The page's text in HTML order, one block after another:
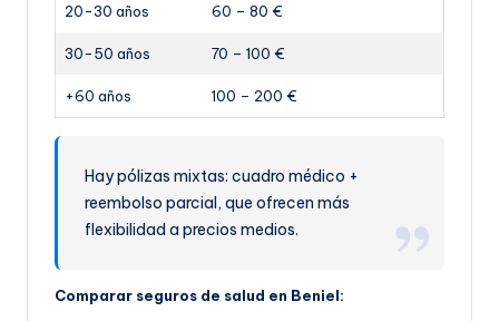
20-30 años 60 – 80 €
30-50 años 70 – 100 €
+60 años 100 – 200 €
Hay pólizas mixtas: cuadro médico +
reembolso parcial, que ofrecen más
flexibilidad a precios medios.
Comparar seguros de salud en Beniel: